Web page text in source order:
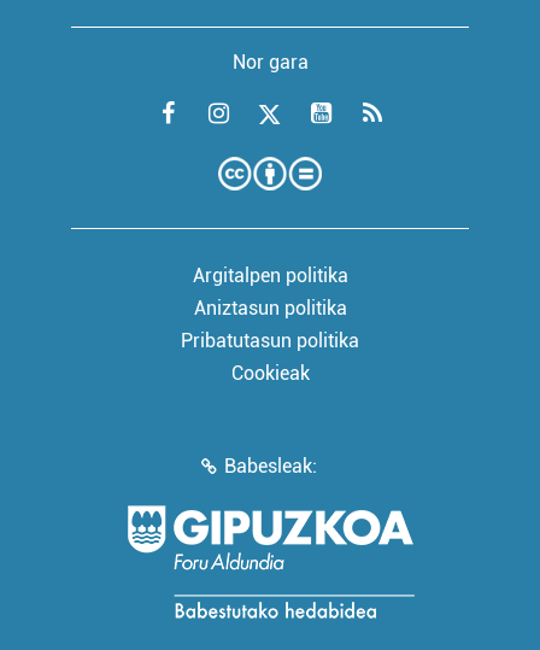
Nor gara
Argitalpen politika
Aniztasun politika
Pribatutasun politika
Cookieak
Babesleak: